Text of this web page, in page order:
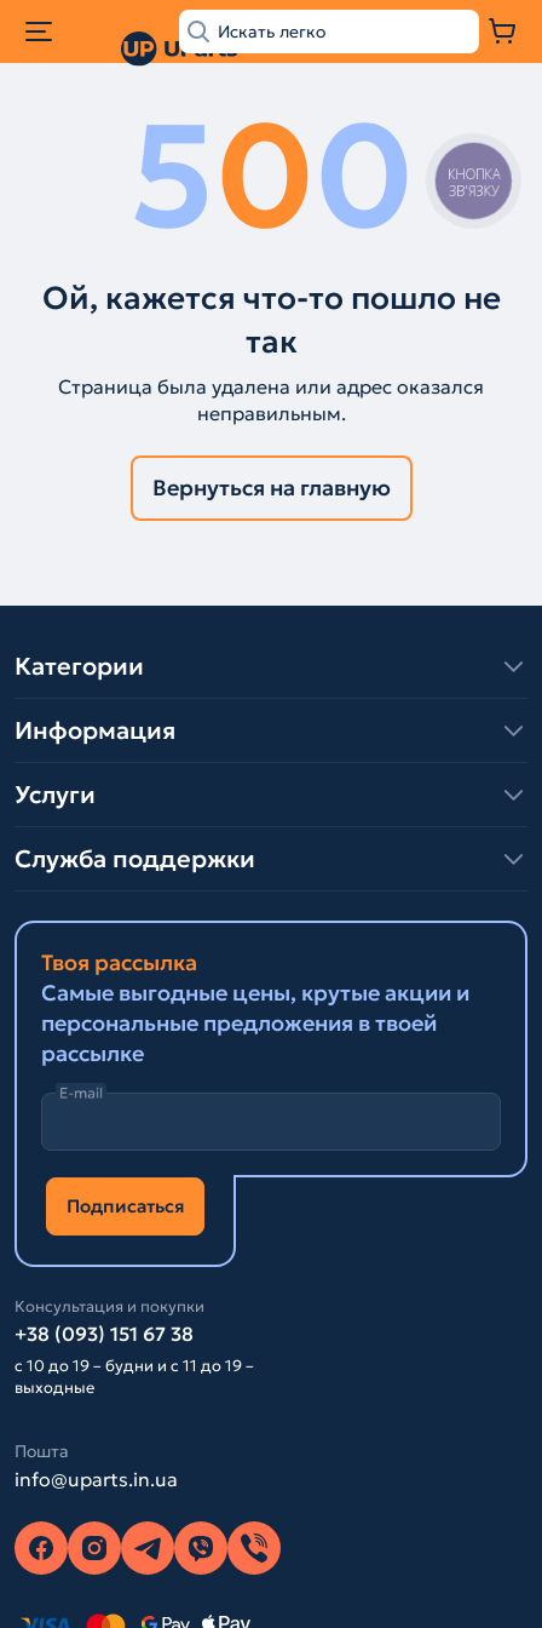
500
Ой, кажется что-то пошло не
так
Страница была удалена или адрес оказался
неправильным.
Вернуться на главную
Категории
Информация
Услуги
Служба поддержки
Твоя рассылка
Самые выгодные цены, крутые акции и
персональные предложения в твоей
рассылке
E-mail
Подписаться
Консультация и покупки
+38 (093) 151 67 38
с 10 до 19 – будни и с 11 до 19 –
выходные
Пошта
info@uparts.in.ua
КНОПКА
ЗВ'ЯЗКУ